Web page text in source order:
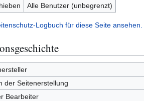
Alle Benutzer (unbegrenzt)
Logbuch für diese Seite ansehen.
der Seitenerstellung
Bearbeiter